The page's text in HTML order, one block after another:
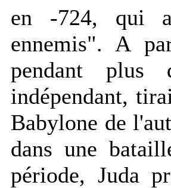
en -724, qui a
ennemis". A
pendant plus
indépendant,
Babylone de
dans une
période, Juda